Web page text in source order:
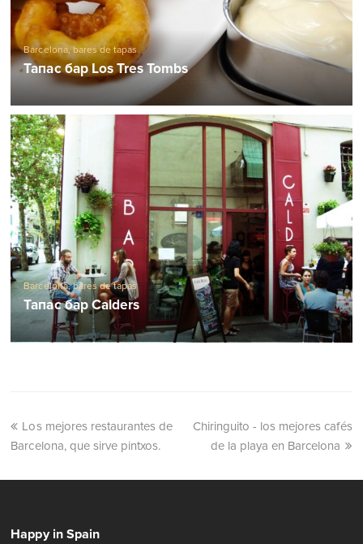
Barcelona, ​​bares de tapas
Тапас бар Los Tres Tombs
Barcelona, ​​bares de tapas
Тапас бар Calders
Los mejores restaurantes de
Barcelona, que sirve pintxos.
Chiringuito - los mejores cafés
de la playa en Barcelona
Happy in Spain